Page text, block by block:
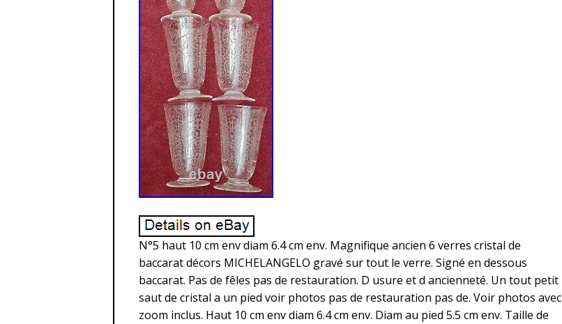
N°5 haut 10 cm env diam 6.4 cm env. Magnifique ancien 6 verres cristal de
baccarat décors MICHELANGELO gravé sur tout le verre. Signé en dessous
baccarat. Pas de fêles pas de restauration. D usure et d ancienneté. Un tout petit
saut de cristal a un pied voir photos pas de restauration pas de. Voir photos avec
zoom inclus. Haut 10 cm env diam 6.4 cm env. Diam au pied 5.5 cm env. Taille de